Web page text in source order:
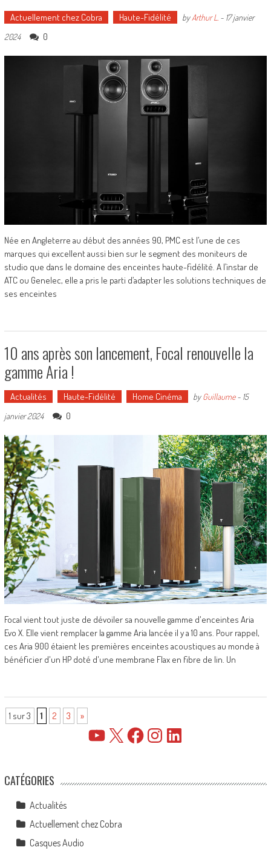
Actuellement chez Cobra Haute-Fidélité byArthur L. - 17 janvier
2024
0
Née en Angleterre au début des années 90, PMC est l’une de ces
marques qui excellent aussi bien sur le segment des moniteurs de
studio que dans le domaine des enceintes haute-fidélité. A l’instar de
ATC ou Genelec, elle a pris le parti d’adapter les solutions techniques de
ses enceintes
10 ans après son lancement, Focal renouvelle la
gamme Aria !
Actualités Haute-Fidélité Home Cinéma byGuillaume- 15
janvier 2024
0
Focal vient tout juste de dévoiler sa nouvelle gamme d'enceintes Aria
Evo X. Elle vient remplacer la gamme Aria lancée il y a 10 ans. Pour rappel,
ces Aria 900 étaient les premières enceintes acoustiques au monde à
bénéficier d'un HP doté d'une membrane Flax en fibre de lin. Un
1 sur 3 1 2 3 »
YouTube FacebookInstagramLinkedIn
CATÉGORIES
Actualités
Actuellement chez Cobra
Casques Audio